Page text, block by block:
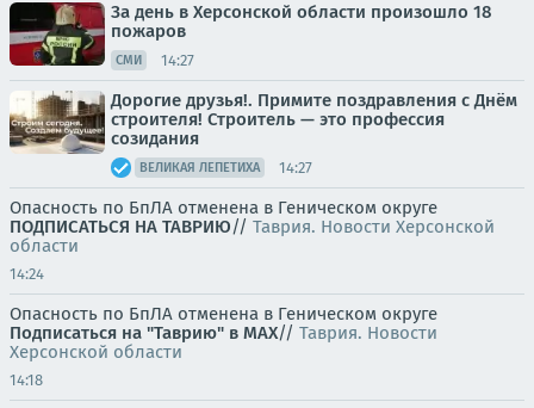
За день в Херсонской области произошло 18
пожаров
СМИ 14:27
Дорогие друзья!. Примите поздравления с Днём
строителя! Строитель — это профессия
созидания
ВЕЛИКАЯ ЛЕПЕТИХА 14:27
Опасность по БпЛА отменена в Геническом округе
ПОДПИСАТЬСЯ НА ТАВРИЮ// Таврия. Новости Херсонской
области
14:24
Опасность по БпЛА отменена в Геническом округе
Подписаться на "Таврию" в MAX// Таврия. Новости
Херсонской области
14:18